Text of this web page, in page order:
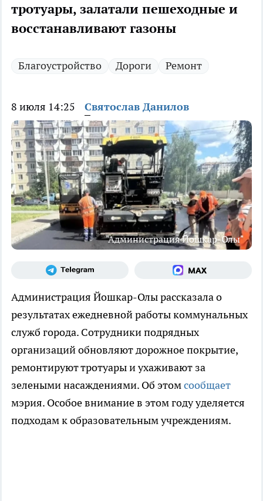
тротуары, залатали пешеходные и
восстанавливают газоны
Благоустройство Дороги Ремонт
8 июля 14:25 Святослав Данилов
"Администрация Йошкар-Олы"
Администрация Йошкар-Олы рассказала о
результатах ежедневной работы коммунальных
служб города. Сотрудники подрядных
организаций обновляют дорожное покрытие,
ремонтируют тротуары и ухаживают за
зелеными насаждениями. Об этомсообщает
мэрия. Особое внимание в этом году уделяется
подходам к образовательным учреждениям.